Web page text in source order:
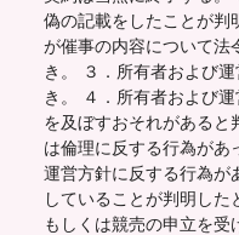
偽の記載をしたことが判
が催事の内容について法
き。 ３．所有者および
き。 ４．所有者および
を及ぼすおそれがあると
は倫理に反する行為があ
運営方針に反する行為が
していることが判明し
もしくは競売の申立を受